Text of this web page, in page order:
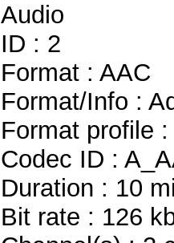
Audio
ID : 2
Format : AAC
Format/Info :
Format profile :
Codec ID :
Duration : 10
Bit rate : 126